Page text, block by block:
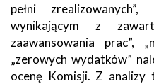
pełni
wynikającym z
zaawansowania prac”,
„zerowych wydatków”
ocenę Komisji. Z